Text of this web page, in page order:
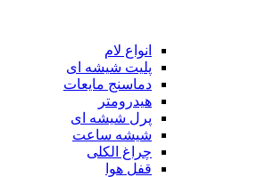
انواع لام
پلیت شیشه ای
دماسنج مایعات
هیدرومتر
پرل شیشه ای
شیشه ساعت
چراغ الکلی
قفل هوا